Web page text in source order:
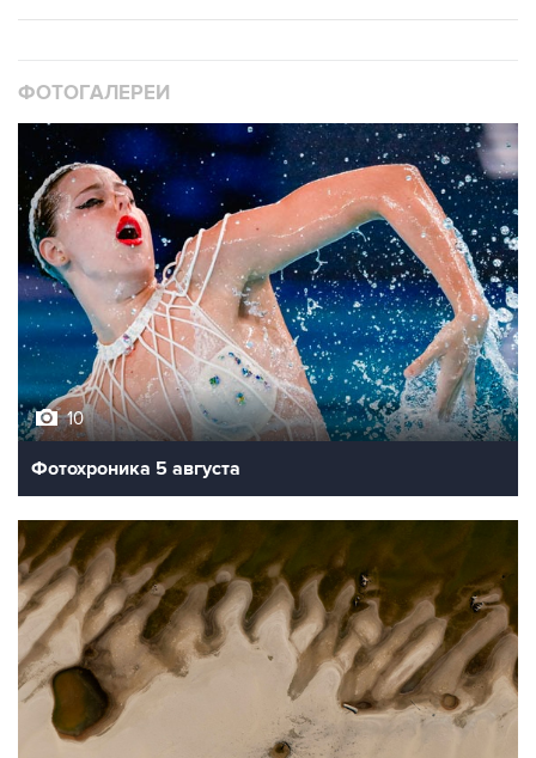
ФОТОГАЛЕРЕИ
10
Фотохроника 5 августа